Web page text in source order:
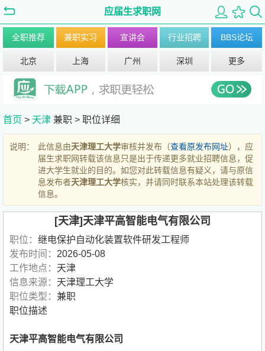
应届生求职网
全职推荐 兼职实习 宣讲会 行业招聘 BBS论坛
北京 上海 广州 深圳 更多
首页 > 天津 兼职 > 职位详细
说明： 此信息由天津理工大学审核并发布（查看原发布网址），应
届生求职网转载该信息只是出于传递更多就业招聘信息，促
进大学生就业的目的。如您对此转载信息有疑义，请与原信
息发布者天津理工大学核实，并请同时联系本站处理该转载
信息。
[天津]天津平高智能电气有限公司
职位： 继电保护自动化装置软件研发工程师
发布时间： 2026-05-08
工作地点： 天津
信息来源： 天津理工大学
职位类型： 兼职
职位描述
天津平高智能电气有限公司